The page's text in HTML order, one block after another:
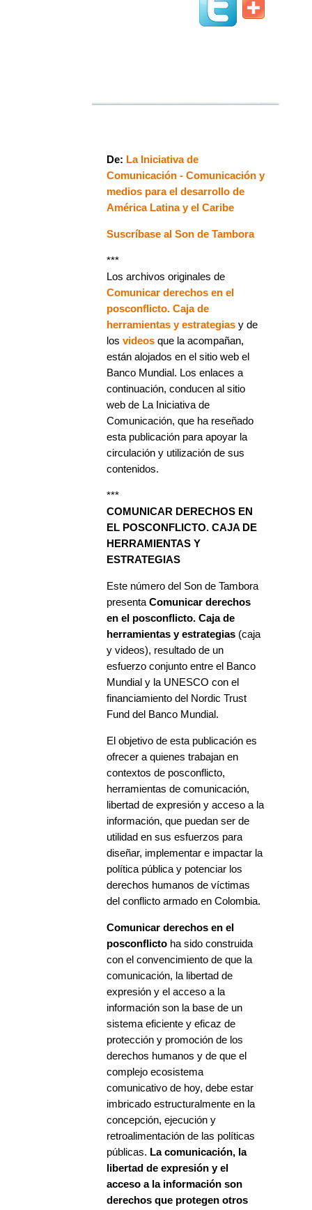
De: La Iniciativa de
Comunicación - Comunicación y
medios para el desarrollo de
América Latina y el Caribe
Suscríbase al Son de Tambora
***
Los archivos originales de
Comunicar derechos en el
posconflicto. Caja de
herramientas y estrategias y de
los videos que la acompañan,
están alojados en el sitio web el
Banco Mundial. Los enlaces a
continuación, conducen al sitio
web de La Iniciativa de
Comunicación, que ha reseñado
esta publicación para apoyar la
circulación y utilización de sus
contenidos.
***
COMUNICAR DERECHOS EN
EL POSCONFLICTO. CAJA DE
HERRAMIENTAS Y
ESTRATEGIAS
Este número del Son de Tambora
presenta Comunicar derechos
en el posconflicto. Caja de
herramientas y estrategias (caja
y videos), resultado de un
esfuerzo conjunto entre el Banco
Mundial y la UNESCO con el
financiamiento del Nordic Trust
Fund del Banco Mundial.
El objetivo de esta publicación es
ofrecer a quienes trabajan en
contextos de posconflicto,
herramientas de comunicación,
libertad de expresión y acceso a la
información, que puedan ser de
utilidad en sus esfuerzos para
diseñar, implementar e impactar la
política pública y potenciar los
derechos humanos de víctimas
del conflicto armado en Colombia.
Comunicar derechos en el
posconflicto ha sido construida
con el convencimiento de que la
comunicación, la libertad de
expresión y el acceso a la
información son la base de un
sistema eficiente y eficaz de
protección y promoción de los
derechos humanos y de que el
complejo ecosistema
comunicativo de hoy, debe estar
imbricado estructuralmente en la
concepción, ejecución y
retroalimentación de las políticas
públicas. La comunicación, la
libertad de expresión y el
acceso a la información son
derechos que protegen otros